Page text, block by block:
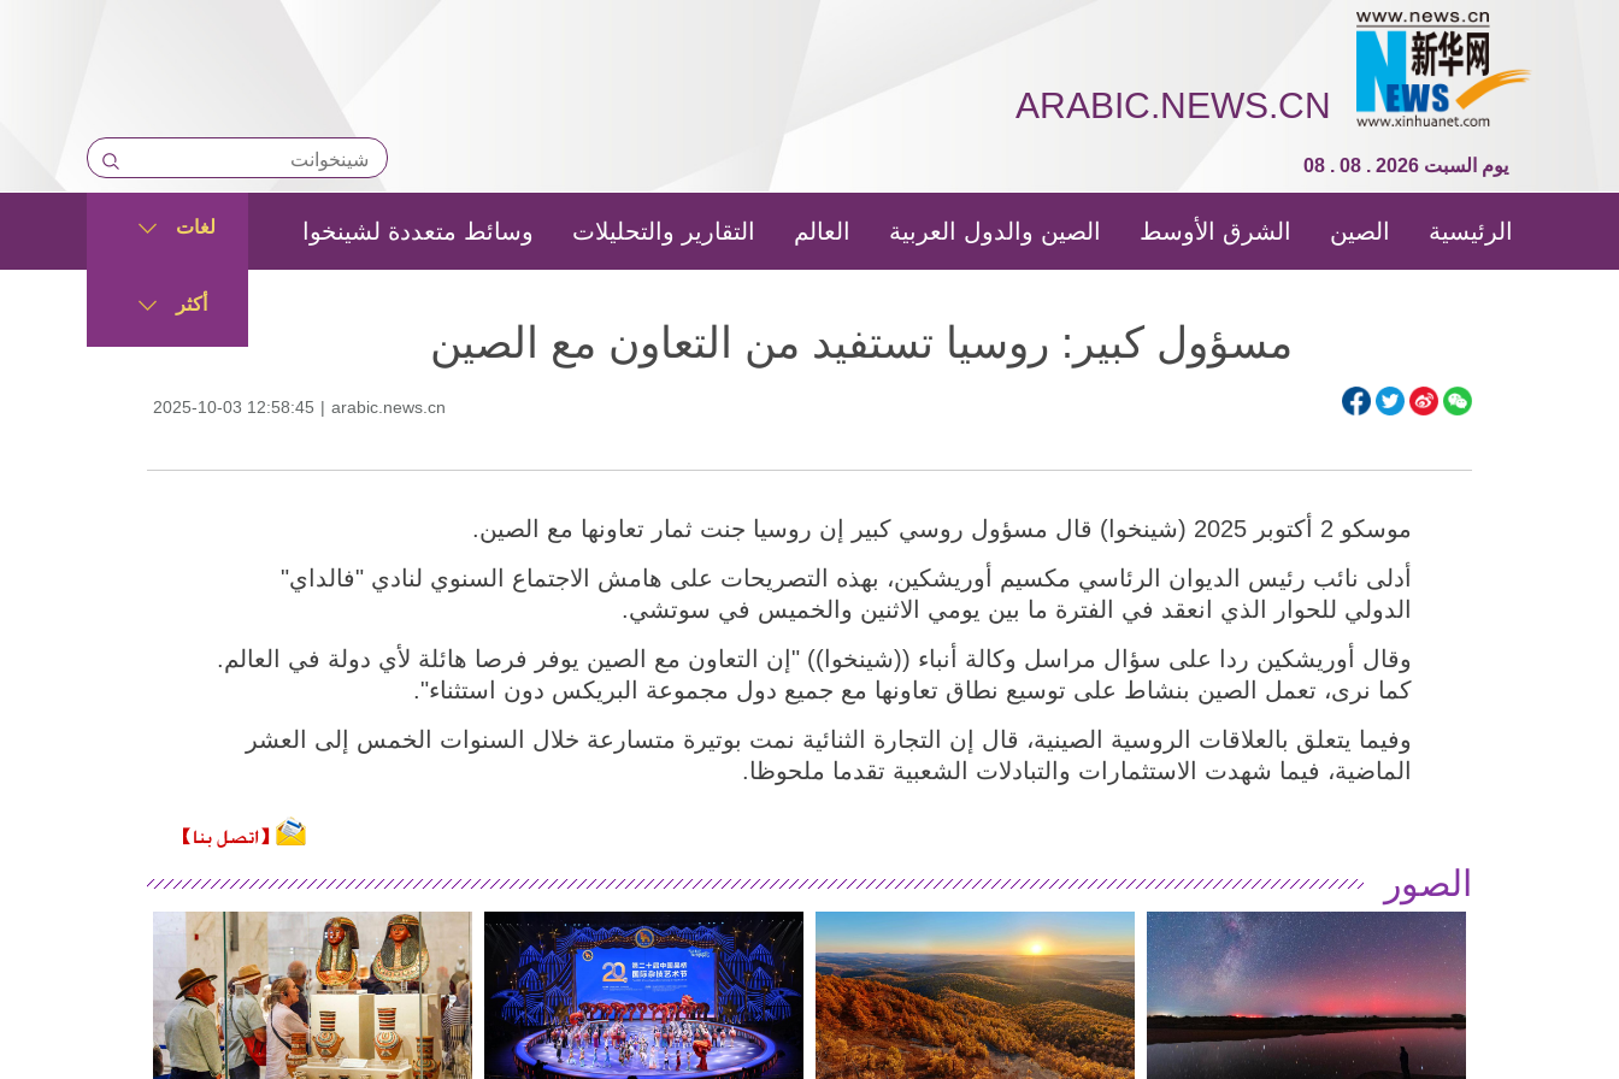
ARABIC.NEWS.CN
08 . 08 . 2026 يوم السبت
الرئيسية الصين الشرق الأوسط الصين والدول العربية العالم التقارير والتحليلات وسائط متعددة لشينخوا لغات
أكثر
مسؤول كبير: روسيا تستفيد من التعاون مع الصين
2025-10-03 12:58:45 | arabic.news.cn
موسكو 2 أكتوبر 2025 (شينخوا) قال مسؤول روسي كبير إن روسيا جنت ثمار تعاونها مع الصين.
أدلى نائب رئيس الديوان الرئاسي مكسيم أوريشكين، بهذه التصريحات على هامش الاجتماع السنوي لنادي "فالداي"
الدولي للحوار الذي انعقد في الفترة ما بين يومي الاثنين والخميس في سوتشي.
وقال أوريشكين ردا على سؤال مراسل وكالة أنباء ((شينخوا)) "إن التعاون مع الصين يوفر فرصا هائلة لأي دولة في العالم.
كما نرى، تعمل الصين بنشاط على توسيع نطاق تعاونها مع جميع دول مجموعة البريكس دون استثناء".
وفيما يتعلق بالعلاقات الروسية الصينية، قال إن التجارة الثنائية نمت بوتيرة متسارعة خلال السنوات الخمس إلى العشر
الماضية، فيما شهدت الاستثمارات والتبادلات الشعبية تقدما ملحوظا.
الصور